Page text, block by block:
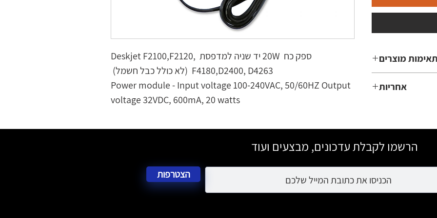
ספק כח  20W יד שניה למדפסת Deskjet F2100,F2120,
Power module - Input voltage 100-240VAC, 50/60HZ Output
voltage 32VDC, 600mA, 20 watts
תאימות מוצרים
D1550 Printer;
4135 ALL-IN-
F2110; HP
DESKJET D1460
D1460
אחריות
הרשמו לקבלת עדכונים, מבצעים ועוד
הצטרפות